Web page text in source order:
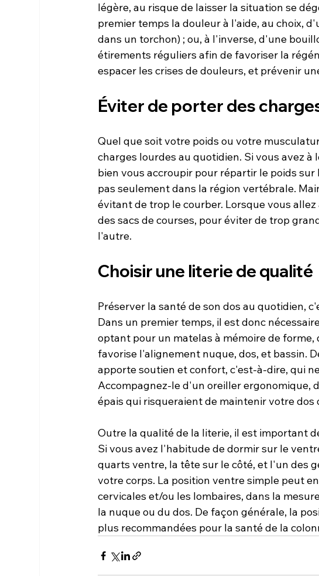
légère, au risque de laisser la situation se
premier temps la douleur à l'aide, au choix,
dans un torchon) ; ou, à l'inverse, d'une
étirements réguliers afin de favoriser la
Éviter de porter des
Quel que soit votre poids ou votre
charges lourdes au quotidien. Si vous avez
bien vous accroupir pour répartir le poids
pas seulement dans la région vertébrale.
évitant de trop le courber. Lorsque vous
des sacs de courses, pour éviter de trop
Choisir une literie de qualité
Préserver la santé de son dos au quotidien,
Dans un premier temps, il est donc
optant pour un matelas à mémoire de
favorise l'alignement nuque, dos, et bassin.
apporte soutien et confort, c'est-à-dire, qui
Accompagnez-le d'un oreiller ergonomique,
épais qui risqueraient de maintenir votre
Outre la qualité de la literie, il est important
Si vous avez l'habitude de dormir sur le
quarts ventre, la tête sur le côté, et l'un des
votre corps. La position ventre simple peut
cervicales et/ou les lombaires, dans la
la nuque ou du dos. De façon générale, la
plus recommandées pour la santé de la